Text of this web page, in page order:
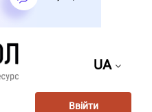
UA
Ввійти